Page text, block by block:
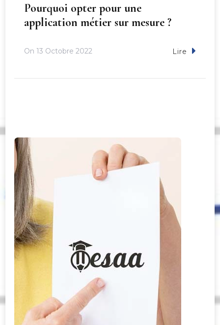
Pourquoi opter pour une
application métier sur mesure ?
On 13 Octobre 2022 Lire